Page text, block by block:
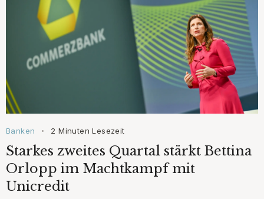
Banken • 2 Minuten Lesezeit
Starkes zweites Quartal stärkt Bettina
Orlopp im Machtkampf mit
Unicredit